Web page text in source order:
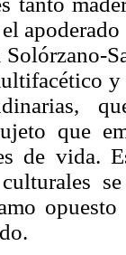
que
de vida.